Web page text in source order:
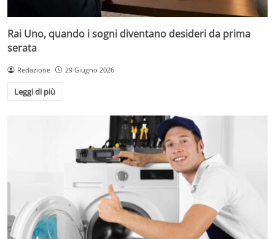
Rai Uno, quando i sogni diventano desideri da prima
serata
Redazione 29 Giugno 2026
Leggi di più